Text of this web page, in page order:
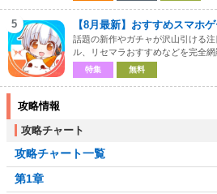
5 【8月最新】おすすめスマホ
話題の新作やガチャが沢山引ける
ル、リセマラおすすめなどを完全網
特集 無料
攻略情報
攻略チャート
攻略チャート一覧
第1章